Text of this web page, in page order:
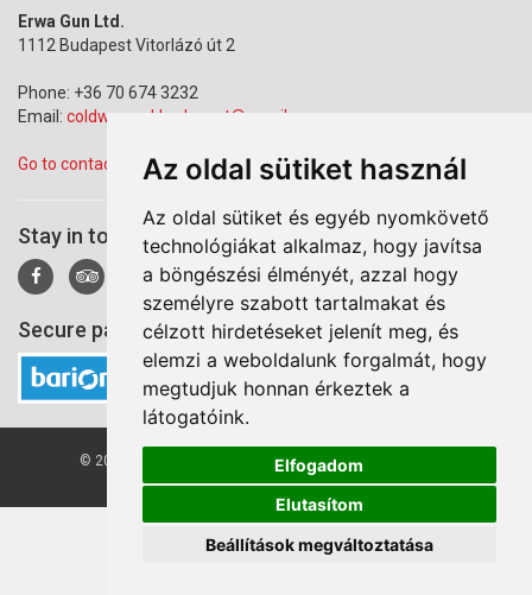
Az oldal sütiket használ
Az oldal sütiket és egyéb nyomkövető
technológiákat alkalmaz, hogy javítsa
a böngészési élményét, azzal hogy
személyre szabott tartalmakat és
célzott hirdetéseket jelenít meg, és
elemzi a weboldalunk forgalmát, hogy
megtudjuk honnan érkeztek a
látogatóink.
Elfogadom
Elutasítom
Beállítások megváltoztatása
Erwa Gun Ltd.
1112 Budapest Vitorlázó út 2
Phone: +36 70 674 3232
Email: coldwarparkbudapest@gmail.com
Go to contact page
Stay in touch!
Secure payment via Barion
© 2026 Cold War Park. All right reserved by Erwa Gun Ltd.